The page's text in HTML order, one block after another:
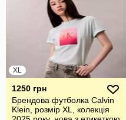
XL
1250 грн
Брендова футболка Calvin
Klein, розмір XL, колекція